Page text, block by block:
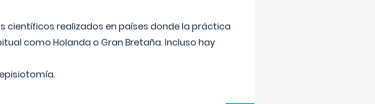
científicos realizados en países donde la práctica
como Holanda o Gran Bretaña. Incluso hay